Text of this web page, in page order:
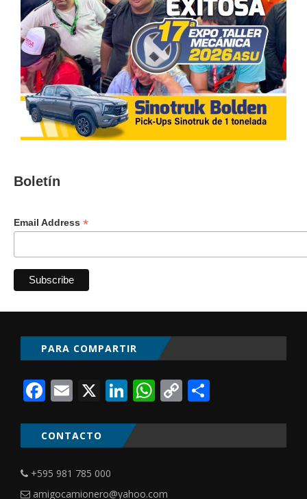
Boletín
Email Address *
PARA COMPARTIR
Facebook
Email
X LinkedIn
WhatsApp
Copy
CONTACTO
+595 981 785 000
amigocamionero@yahoo.com